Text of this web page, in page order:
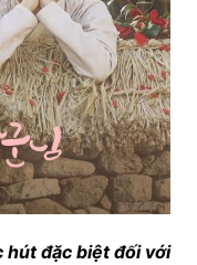
hút đặc biệt đối với